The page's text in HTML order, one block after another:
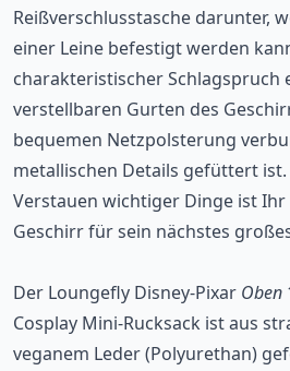
Reißverschlusstasche darunter,
einer Leine befestigt werden
charakteristischer Schlagspruch
verstellbaren Gurten des
bequemen Netzpolsterung
metallischen Details gefüttert
Verstauen wichtiger Dinge ist
Geschirr für sein nächstes
Der Loungefly Disney-Pixar Oben
Cosplay Mini-Rucksack ist aus
veganem Leder (Polyurethan)